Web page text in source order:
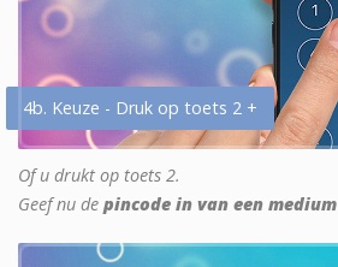
4b. Keuze - Druk op toets 2 +
Of u drukt op toets 2.
Geef nu de pincode in van een medium